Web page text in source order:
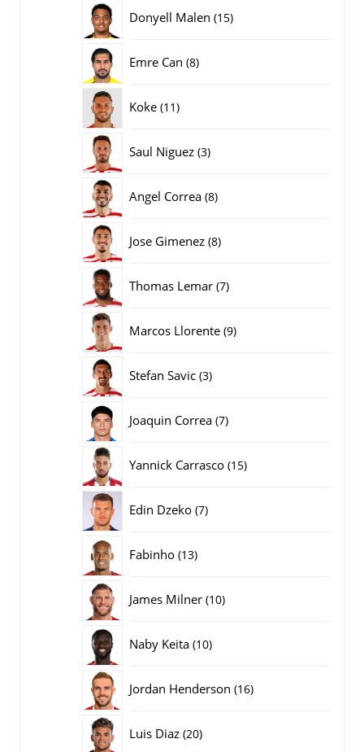
Donyell Malen 1515
Emre Can 88
Koke 1111
Saul Niguez 33
Angel Correa 88
Jose Gimenez 88
Thomas Lemar 77
Marcos Llorente 99
Stefan Savic 33
Joaquin Correa 77
Yannick Carrasco 1515
Edin Dzeko 77
Fabinho 1313
James Milner 1010
Naby Keita 1010
Jordan Henderson 1616
Luis Diaz 2020